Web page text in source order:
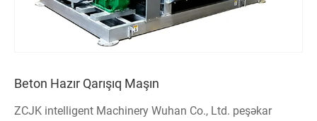
Beton Hazır Qarışıq Maşın
ZCJK intelligent Machinery Wuhan Co., Ltd. peşəkar